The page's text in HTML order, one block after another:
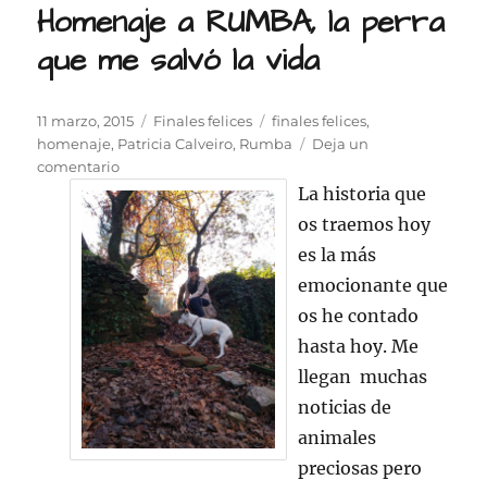
Homenaje a RUMBA, la perra
que me salvó la vida
Publicado
el
11 marzo, 2015 Categorías
Finales felices Etiquetas
finales felices,
homenaje, Patricia Calveiro, Rumba
Deja un
comentarioen
Homenaje
a
RUMBA,
la
perra
que
me
salvó
la
vida
La historia que
os traemos hoy
es la más
emocionante que
os he contado
hasta hoy. Me
llegan muchas
noticias de
animales
preciosas pero